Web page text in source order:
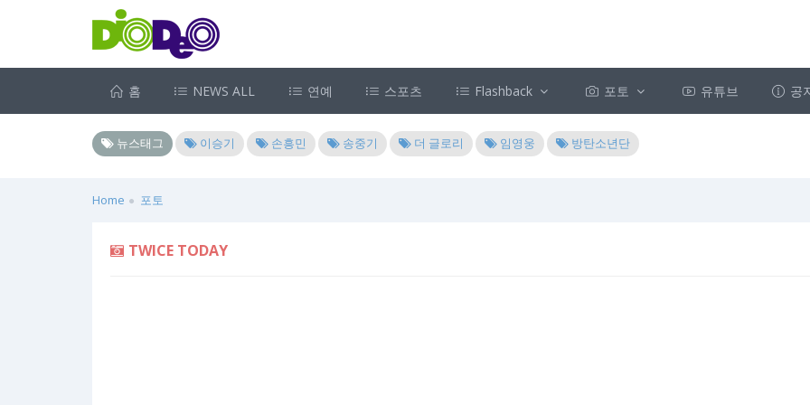
홈 NEWS ALL 연예 스포츠 Flashback 포토 유튜브 공
뉴스태그 이승기 손흥민 송중기 더 글로리 임영웅 방탄소년단
Home 포토
TWICE TODAY